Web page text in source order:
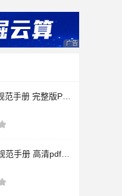
广告 商业广告，理